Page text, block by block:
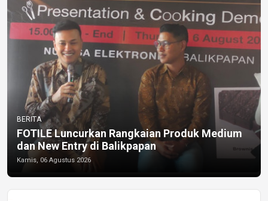
BERITA
FOTILE Luncurkan Rangkaian Produk Medium
dan New Entry di Balikpapan
Kamis, 06 Agustus 2026